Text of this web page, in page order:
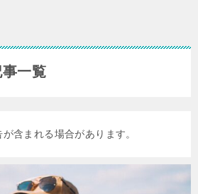
事一覧
含まれる場合があります。